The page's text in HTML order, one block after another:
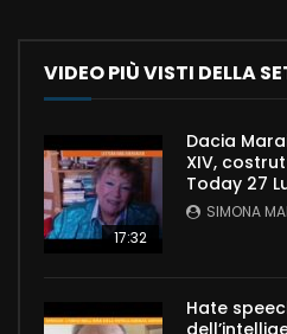
VIDEO PIÙ VISTI DELLA
17:32
Dacia
XIV,
Today 27
SIMONA
Hate